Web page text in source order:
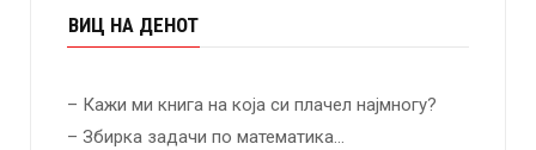
ВИЦ НА ДЕНОТ
– Кажи ми книга на која си плачел најмногу?
– Збирка задачи по математика…